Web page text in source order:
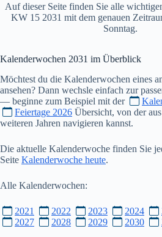
Auf dieser Seite finden Sie alle
KW 15 2031 mit dem genauen
Sonntag.
Kalenderwochen 2031 im Überblick
Möchtest du die Kalenderwochen eines
ansehen? Dann wechsle einfach zur
— beginne zum Beispiel mit der
Feiertage 2026 Übersicht, von der
weiteren Jahren navigieren kannst.
Die aktuelle Kalenderwoche finden Sie
Seite Kalenderwoche heute.
Alle Kalenderwochen:
2021 2022 2023 2024
2027
2028 2029 2030